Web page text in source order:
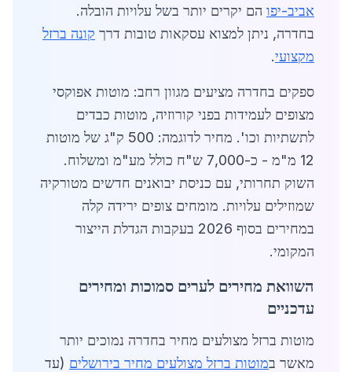
אביב-יפו הם יקרים יותר בשל עלויות הובלה.
בחדרה, ניתן למצוא עסקאות טובות דרך קונה ברזל
מקצועי.
ספקים בחדרה מציעים מגוון רחב: מוטות אפוקסי
מצופים לעמידות בפני קורוזיה, מוטות כבדים
לתשתיות וכו'. מחיר לדוגמה: 500 ק"ג של מוטות
12 מ"מ - כ-7,000 ש"ח כולל מע"מ ומשלוח.
השוק תחרותי, עם כניסת יבואנים חדשים מטורקיה
שמוזילים עלויות. מומחים צופים ירידה קלה
במחירים בסוף 2026 בעקבות הגדלת הייצור
המקומי.
השוואת מחירים לערים סמוכות ומחירים
עדכניים
מוטות ברזל מצולעים מחיר בחדרה נמוכים יותר
מאשר במוטות ברזל מצולעים מחיר בירושלים (עד